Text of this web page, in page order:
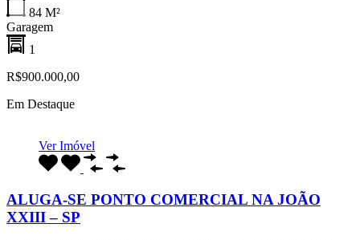
84 M²
Garagem
1
R$900.000,00
Em Destaque
Ver Imóvel
ALUGA-SE PONTO COMERCIAL NA JOÃO
XXIII – SP